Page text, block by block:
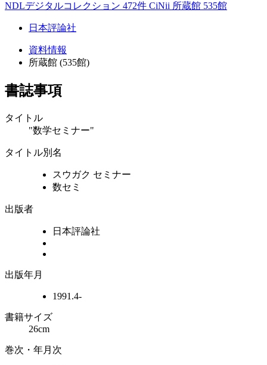
NDLデジタルコレクション 472件 CiNii 所蔵館 535館
日本評論社
資料情報
所蔵館 (535館)
書誌事項
タイトル
"数学セミナー"
タイトル別名
スウガク セミナー
数セミ
出版者
日本評論社
出版年月
1991.4-
書籍サイズ
26cm
巻次・年月次